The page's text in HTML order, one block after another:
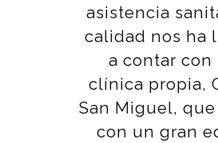
asistencia
calidad nos ha
a contar con
clínica propia,
San Miguel,
con un gran